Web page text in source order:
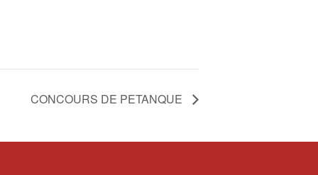
CONCOURS DE PETANQUE